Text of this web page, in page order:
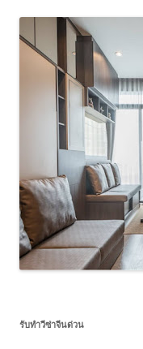
รับทำวีซ่าจีนด่วน